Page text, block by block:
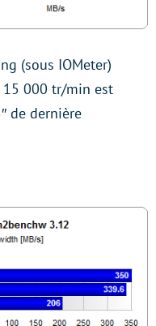
(sous IOMeter)
15 000 tr/min est
de dernière